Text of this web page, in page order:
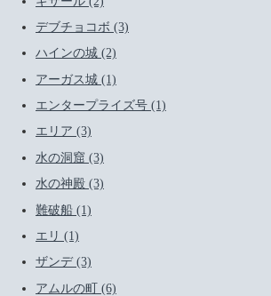
デブチョコボ (3)
ハインの城 (2)
アーガス城 (1)
エンタープライズ号 (1)
エリア (3)
水の洞窟 (3)
水の神殿 (3)
難破船 (1)
エリ (1)
ザンデ (3)
アムルの町 (6)